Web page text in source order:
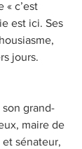
« c’est
est ici. Ses
jours.
son grand-
maire de
sénateur,